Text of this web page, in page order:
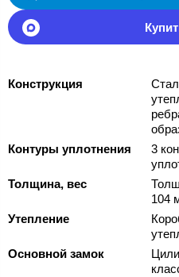
Конструкция
Контуры уплотнения
3
Толщина, вес
104
Утепление
Основной замок